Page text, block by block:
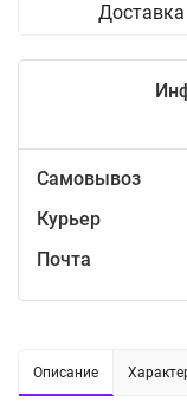
Доставка
Самовывоз
Курьер
Почта
Описание